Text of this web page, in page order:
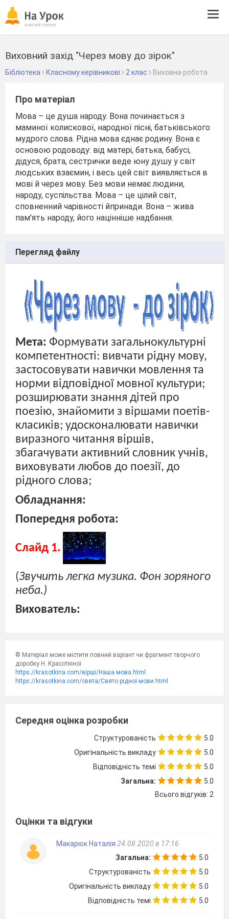
Виховний захід "Через мову до зірок"
Бібліотека Класному керівникові 2 клас Виховна робота
Про матеріал
Мова – це душа народу. Вона починається з
маминої колискової, народної пісні, батьківського
мудрого слова. Рідна мова єднає родину. Вона є
основою родоводу: від матері, батька, бабусі,
дідуся, брата, сестрички веде юну душу у світ
людських взаємин, і весь цей світ виявляється в
мові й через мову. Без мови немає людини,
народу, суспільства. Мова – це цілий світ,
сповненний чарівності йпринади. Вона – жива
пам'ять народу, його націнніше надбання.
Перегляд файлу
Мета: Формувати загальнокультурні
компетентності: вивчати рідну мову,
застосовувати навички мовлення та
норми відповідної мовної культури;
розширювати знання дітей про
поезію, знайомити з віршами поетів-
класиків; удосконалювати навички
виразного читання віршів,
збагачувати активний словник учнів,
виховувати любов до поезії, до
рідного слова;
Обладнання:
Попередня робота:
Слайд 1.
(Звучить легка музика. Фон зоряного
неба.)
Вихователь:
Діти! А ви любите подорожувати?
(Так).Сьогодні разом із вами
«Мовознавець». Наша подорож буде
Що ви очікуєте від подорожі?
Гарного настрою, цікавинок,
знань, нових вражень!
Вихователь:
Діти, а як ви думаєте,
без знання мови, ми зможемо
подорожувати? Звичайно, що ні!
Сьогодні ми з вами поговоримо про
© Матеріал може містити повний варіант чи фрагмент творчого
доробку Н. Красоткіної
https://krasotkina.com/вірші/Наша мова.html
https://krasotkina.com/свята/Свято рідної мови.html
Середня оцінка розробки
Структурованість
5.0
Оригінальність викладу
5.0
Відповідність темі
5.0
Загальна:
5.0
Всього відгуків: 2
Оцінки та відгуки
Макарюк Наталія 24.08.2020 в 17:16
Загальна:
5.0
Структурованість
5.0
Оригінальність викладу
5.0
Відповідність темі
5.0